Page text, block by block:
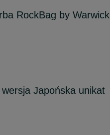
RockBag by Warwick
Japońska unikat